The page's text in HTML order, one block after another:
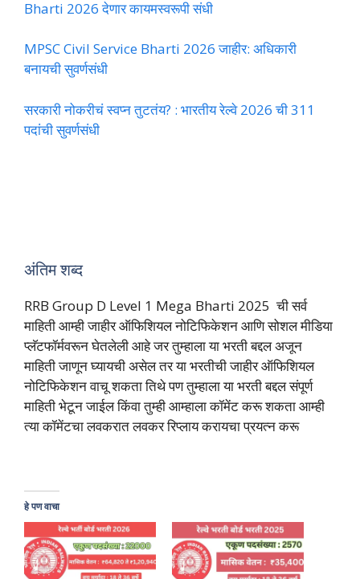
Bharti 2026 देणार कायमस्वरूपी संधी
MPSC Civil Service Bharti 2026 जाहीर: अधिकारी
बनायची सुवर्णसंधी
सरकारी नोकरीचं स्वप्न तुटतंय? : भारतीय रेल्वे 2026 ची 311
पदांची सुवर्णसंधी
अंतिम शब्द
RRB Group D Level 1 Mega Bharti 2025 ची सर्व
माहिती आम्ही जाहीर ऑफिशियल नोटिफिकेशन आणि सोशल मीडिया
प्लॅटफॉर्मवरून घेतलेली आहे जर तुम्हाला या भरती बद्दल अजून
माहिती जाणून घ्यायची असेल तर या भरतीची जाहीर ऑफिशियल
नोटिफिकेशन वाचू शकता तिथे पण तुम्हाला या भरती बद्दल संपूर्ण
माहिती भेटून जाईल किंवा तुम्ही आम्हाला कॉमेंट करू शकता आम्ही
त्या कॉमेंटचा लवकरात लवकर रिप्लाय करायचा प्रयत्न करू
हे पण वाचा